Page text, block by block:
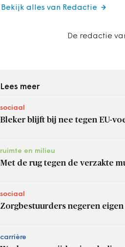
De redactie
Bekijk alles van Redactie
Lees meer
sociaal
Bleker blijft bij nee tegen EU-
ruimte en milieu
Met de rug tegen de verzakte
sociaal
Zorgbestuurders negeren
carrière